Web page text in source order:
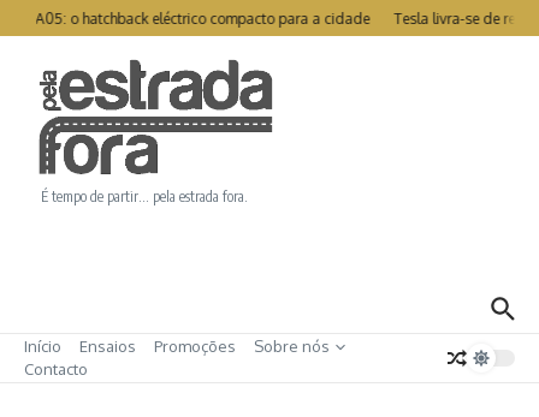
Ir para o conteúdo
A05: o hatchback eléctrico compacto para a cidade Tesla livra-se de
É tempo de partir… pela estrada fora.
Início Ensaios Promoções
Sobre nós
Contacto